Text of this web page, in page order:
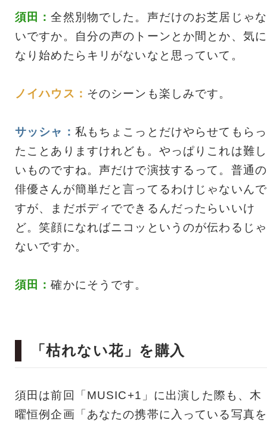
須田：全然別物でした。声だけのお芝居じゃな
いですか。自分の声のトーンとか間とか、気に
なり始めたらキリがないなと思っていて。
ノイハウス： そのシーンも楽しみです。
サッシャ： 私もちょこっとだけやらせてもらっ
たことありますけれども。やっぱりこれは難し
いものですね。声だけで演技するって。普通の
俳優さんが簡単だと言ってるわけじゃないんで
すが、まだボディでできるんだったらいいけ
ど。笑顔になればニコッというのが伝わるじゃ
ないですか。
須田：確かにそうです。
「枯れない花」を購入
須田は前回「MUSIC+1」に出演した際も、木
曜恒例企画「あなたの携帯に入っている写真を